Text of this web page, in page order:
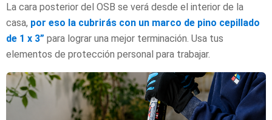
La cara posterior del OSB se verá desde el interior de la
casa, por eso la cubrirás con un marco de pino cepillado
de 1 x 3” para lograr una mejor terminación. Usa tus
elementos de protección personal para trabajar.